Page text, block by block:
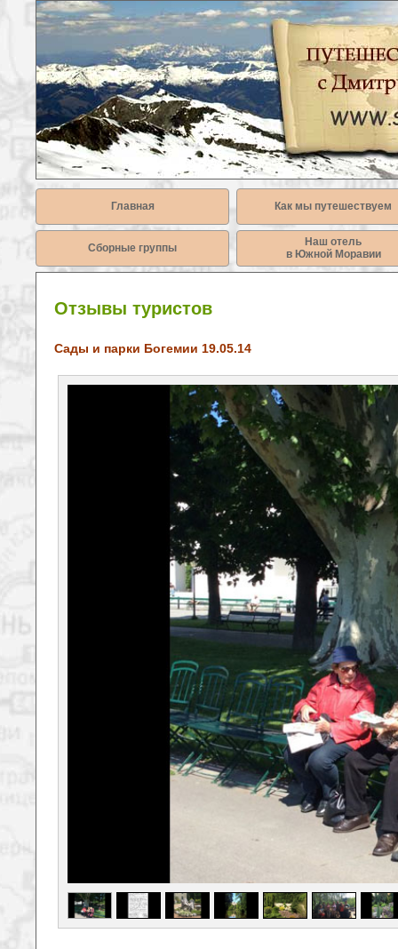
Главная Как мы путешествуем
Сборные группы
Наш отель
в Южной Моравии
Отзывы туристов
Сады и парки Богемии 19.05.14